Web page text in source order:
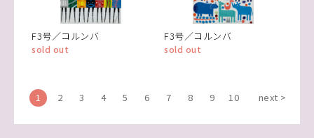
F3号／コルンバ
sold out
F3号／コルンバ
sold out
1 2 3 4 5 6 7 8 9 10 next >